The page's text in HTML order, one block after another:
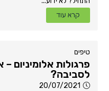
קרא עוד
טיפים
פרגולות אלומיניום
לסביבה?
20/07/2021